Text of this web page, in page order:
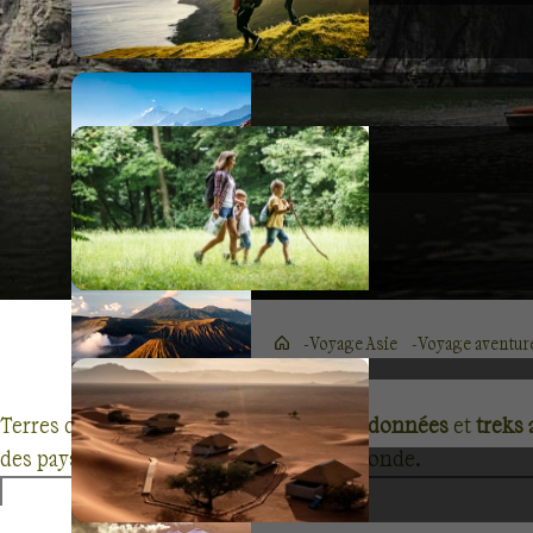
Voyage Asie Voyage
Terres d’Aventure vous propose desrandonnées ettreks
des paysages parmi les plus beaux du monde.
Sur la route Mandarine